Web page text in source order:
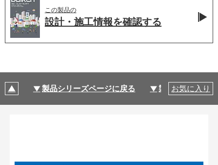
この製品の
設計・施工情報を確認する
製品シリーズページに戻る 製品仕様
お気に入り